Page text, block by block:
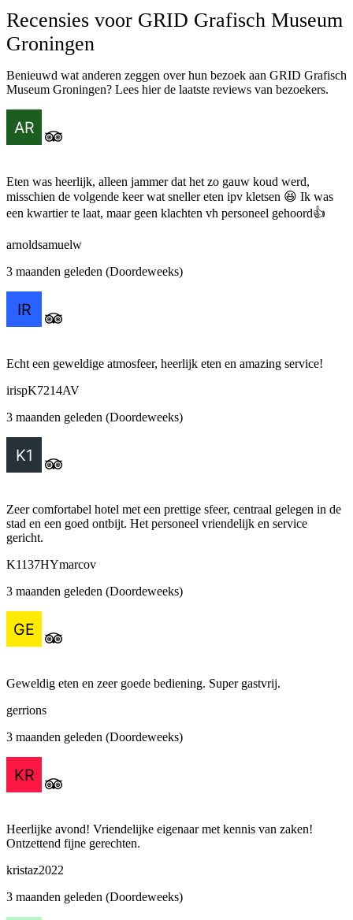
Recensies voor GRID Grafisch Museum
Groningen
Benieuwd wat anderen zeggen over hun bezoek aan GRID Grafisch
Museum Groningen? Lees hier de laatste reviews van bezoekers.
Eten was heerlijk, alleen jammer dat het zo gauw koud werd,
misschien de volgende keer wat sneller eten ipv kletsen 😆 Ik was
een kwartier te laat, maar geen klachten vh personeel gehoord👍
arnoldsamuelw
3 maanden geleden (Doordeweeks)
Echt een geweldige atmosfeer, heerlijk eten en amazing service!
irispK7214AV
3 maanden geleden (Doordeweeks)
Zeer comfortabel hotel met een prettige sfeer, centraal gelegen in de
stad en een goed ontbijt. Het personeel vriendelijk en service
gericht.
K1137HYmarcov
3 maanden geleden (Doordeweeks)
Geweldig eten en zeer goede bediening. Super gastvrij.
gerrions
3 maanden geleden (Doordeweeks)
Heerlijke avond! Vriendelijke eigenaar met kennis van zaken!
Ontzettend fijne gerechten.
kristaz2022
3 maanden geleden (Doordeweeks)